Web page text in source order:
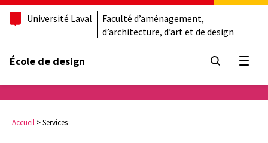
Université Laval
Faculté d’aménagement,
d’architecture, d’art et de design
École de design
Accueil >Services